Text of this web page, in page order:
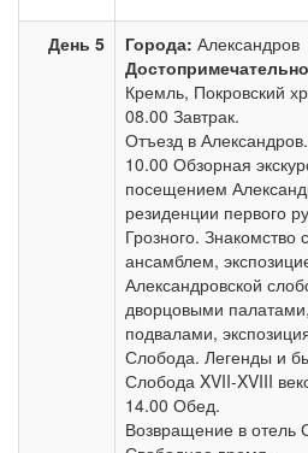
День 5 Города: Александров
Кремль, Покровский
08.00 Завтрак.
Отъезд в Александров.
10.00 Обзорная
посещением
резиденции первого
Грозного. Знакомство
ансамблем,
Александровской
дворцовыми
подвалами,
Слобода. Легенды и
Слобода XVII-XVIII
14.00 Обед.
Возвращение в отель